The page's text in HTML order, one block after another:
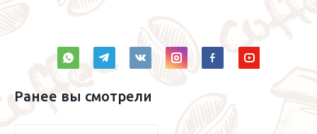
Ранее вы смотрели